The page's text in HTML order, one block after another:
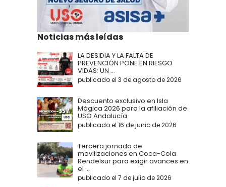
Noticias más leídas
LA DESIDIA Y LA FALTA DE
PREVENCIÓN PONE EN RIESGO
VIDAS: UN ...
publicado el 3 de agosto de 2026
Descuento exclusivo en Isla
Mágica 2026 para la afiliación de
USO Andalucía
publicado el 16 de junio de 2026
Tercera jornada de
movilizaciones en Coca-Cola
Rendelsur para exigir avances en
el ...
publicado el 7 de julio de 2026